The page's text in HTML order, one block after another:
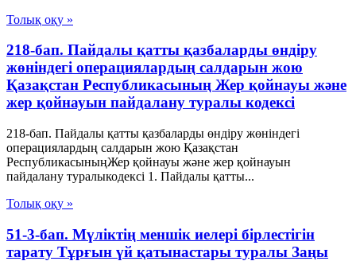
Толық оқу »
218-бап. Пайдалы қатты қазбаларды өндіру
жөніндегі операциялардың салдарын жою
Қазақстан Республикасының Жер қойнауы және
жер қойнауын пайдалану туралы кодексі
218-бап. Пайдалы қатты қазбаларды өндіру жөніндегі
операциялардың салдарын жою Қазақстан
РеспубликасыныңЖер қойнауы және жер қойнауын
пайдалану туралыкодексі 1. Пайдалы қатты...
Толық оқу »
51-3-бап. Мүліктің меншік иелері бірлестігін
тарату Тұрғын үй қатынастары туралы Заңы